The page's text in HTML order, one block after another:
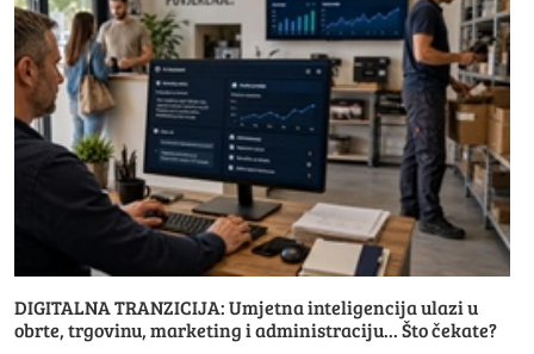
DIGITALNA TRANZICIJA: Umjetna inteligencija ulazi u
obrte, trgovinu, marketing i administraciju... Što čekate?